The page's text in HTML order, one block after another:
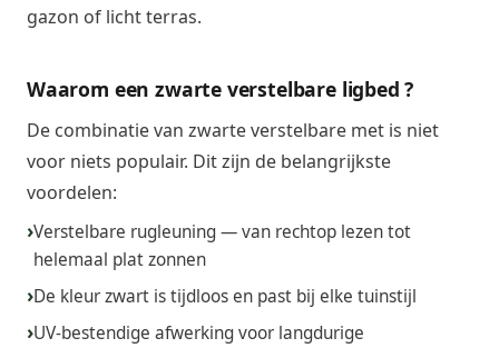
gazon of licht terras.
Waarom een zwarte verstelbare ligbed ?
De combinatie van zwarte verstelbare met is niet
voor niets populair. Dit zijn de belangrijkste
voordelen:
Verstelbare rugleuning — van rechtop lezen tot
helemaal plat zonnen
De kleur zwart is tijdloos en past bij elke tuinstijl
UV-bestendige afwerking voor langdurige